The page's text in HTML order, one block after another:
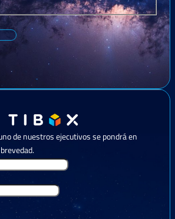
de nuestros ejecutivos se pondrá en